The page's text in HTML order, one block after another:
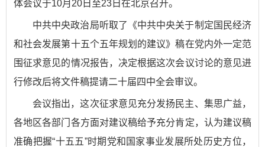
体会议于10月20日至23日在北京召开。
中共中央政治局听取了《中共中央关于制定国民经济
和社会发展第十五个五年规划的建议》稿在党内外一定范
围征求意见的情况报告，决定根据这次会议讨论的意见进
行修改后将文件稿提请二十届四中全会审议。
会议指出，这次征求意见充分发扬民主、集思广益，
各地区各部门各方面对建议稿给予充分肯定，认为建议稿
准确把握“十五五”时期党和国家事业发展所处历史方位，